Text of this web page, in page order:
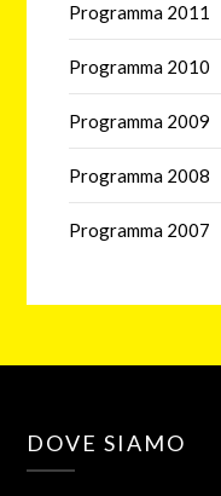
Programma 2011
Programma 2010
Programma 2009
Programma 2008
Programma 2007
DOVE SIAMO